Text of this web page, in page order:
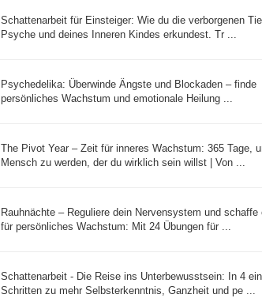
Schattenarbeit für Einsteiger: Wie du die verborgenen
Psyche und deines Inneren Kindes erkundest. Tr ...
Psychedelika: Überwinde Ängste und Blockaden – finde
persönliches Wachstum und emotionale Heilung ...
The Pivot Year – Zeit für inneres Wachstum: 365 Tage,
Mensch zu werden, der du wirklich sein willst | Von ...
Rauhnächte – Reguliere dein Nervensystem und schaffe
für persönliches Wachstum: Mit 24 Übungen für ...
Schattenarbeit - Die Reise ins Unterbewusstsein: In 4
Schritten zu mehr Selbsterkenntnis, Ganzheit und pe ...